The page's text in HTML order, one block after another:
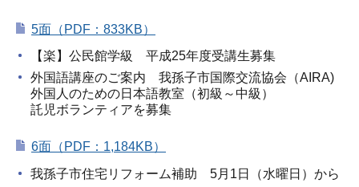
5面（PDF：833KB）
【楽】公民館学級 平成25年度受講生募集
外国語講座のご案内 我孫子市国際交流協会（AIRA)
外国人のための日本語教室（初級～中級）
託児ボランティアを募集
6面（PDF：1,184KB）
我孫子市住宅リフォーム補助 5月1日（水曜日）から